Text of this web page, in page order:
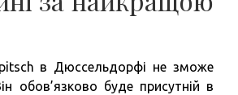
в Дюссельдорфі не зможе
обов’язково буде присутній в